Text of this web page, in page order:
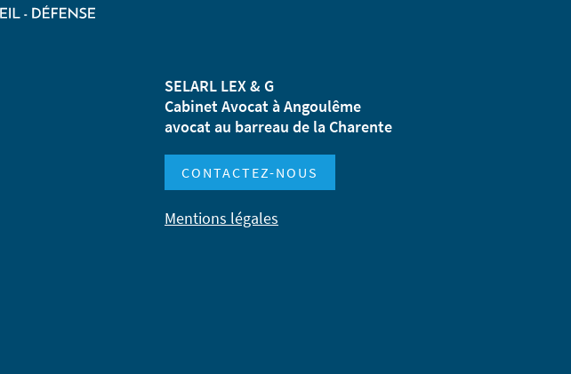
SELARL LEX & G
Cabinet Avocat à Angoulême
avocat au barreau de la Charente
CONTACTEZ-NOUS
Mentions légales